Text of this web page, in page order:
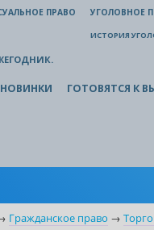
ПРАВО УГОЛОВНОЕ
ИСТОРИЯ
НОВИНКИ ГОТОВЯТСЯ К
Гражданское право →